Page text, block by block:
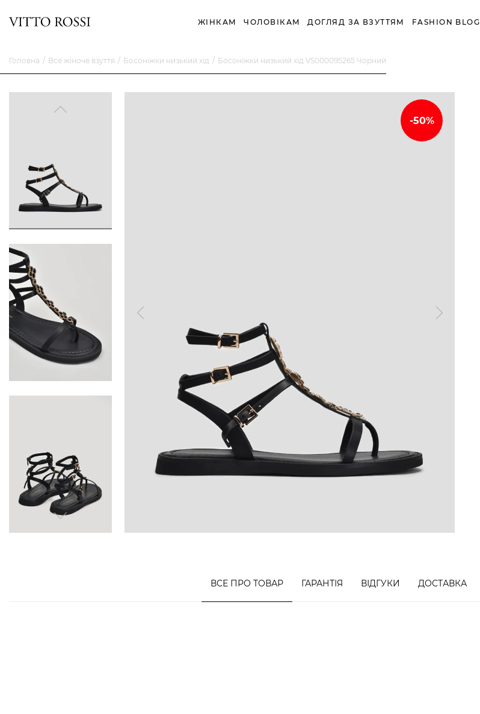
ЖІНКАМ ЧОЛОВІКАМ ДОГЛЯД ЗА ВЗУТТЯМ FASHION BLOG
Головна Все жіноче взуття Босоніжки низький хід Босоніжки низький хід VS000095265 Чорний
ВСЕ ПРО ТОВАР ГАРАНТІЯ ВІДГУКИ ДОСТАВКА